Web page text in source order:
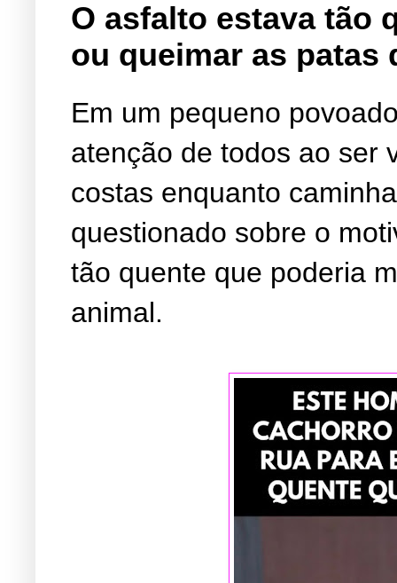
O asfalto estava tão
ou queimar as patas
Em um pequeno
atenção de todos ao ser
costas enquanto
questionado sobre o
tão quente que poderia
animal.